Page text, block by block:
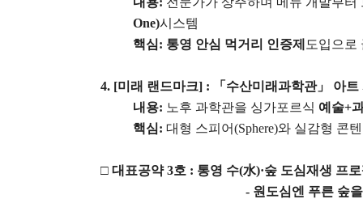
One)시스템
핵심: 통영 안심 먹거리 인증제 도입으
4. [미래 랜드마크] : 「 수산미래과학관」 아트
내용: 노후 과학관을 싱가포르식 예술+
핵심: 대형 스피어(Sphere)와 실감형 콘
□ 대표공약3호 : 통영 수(水)·숲 도심재생 프
- 원도심엔 푸른 숲을